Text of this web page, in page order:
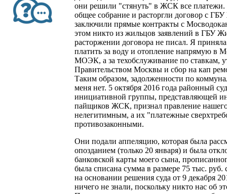
они решили "стянуть" в ЖСК все
общее собрание и расторгли договор с
заключили прямые контракты с
этом никто из жильцов заявлений в ГБУ
расторжении договора не писал. Я
платить за воду и отопление напрямую в
МОЭК, а за техобслуживание по ставкам,
Правительством Москвы и сбор на кап
Таким образом, задолженности по
меня нет. 5 октября 2016 года районный
инициативной группы, представляющей
пайщиков ЖСК, признал правление
нелегитимным, а их "платежные
противозаконными.
Они подали аппеляцию, которая была
опозданием (только 20 января) и была
банковской карты моего сына,
была списана сумма в размере 75 тыс.
на основании решения суда от 9 декабря
ничего не знали, поскольку никто нас об